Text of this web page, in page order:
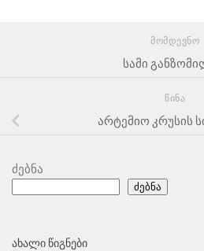
ᲛᲝᲛᲓᲔᲕᲜᲝ
სამი
ᲬᲘᲜᲐ
არტემიო კრუსის
ძებნა
ძებნა
ᲐᲮᲐᲚᲘ ᲬᲘᲒᲜᲔᲑᲘ